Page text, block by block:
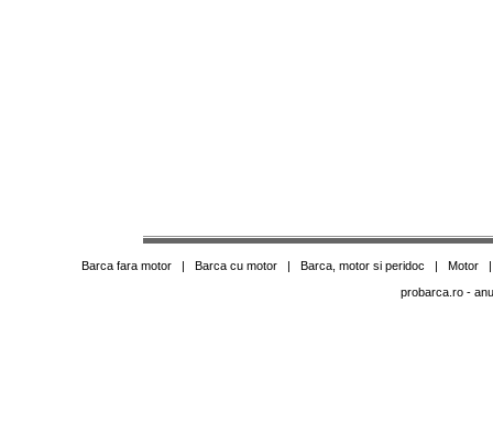
Barca fara motor| Barca cu motor| Barca, motor si peridoc | Motor
probarca.ro-